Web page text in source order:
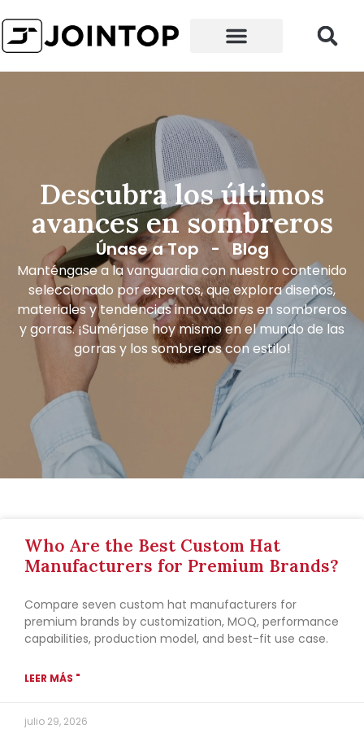
Descubra los últimos
avances en sombreros
Únase a Top - Blog
Manténgase a la vanguardia con nuestro contenido
seleccionado por expertos, que explora diseños,
materiales y tendencias innovadores en sombreros
y gorras. ¡Sumérjase hoy mismo en el mundo de las
gorras y los sombreros con estilo!
Who Are the Best Custom Hat
Manufacturers for Premium Brands?
Compare seven custom hat manufacturers for
premium brands by customization, MOQ, performance
capabilities, production model, and best-fit use case.
LEER MÁS "
julio 29, 2026